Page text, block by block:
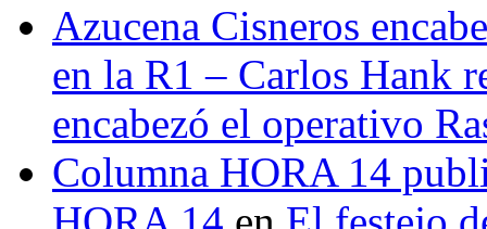
Azucena Cisneros
en la R1 – Carlos Hank
encabezó el operativo
Columna HORA 14